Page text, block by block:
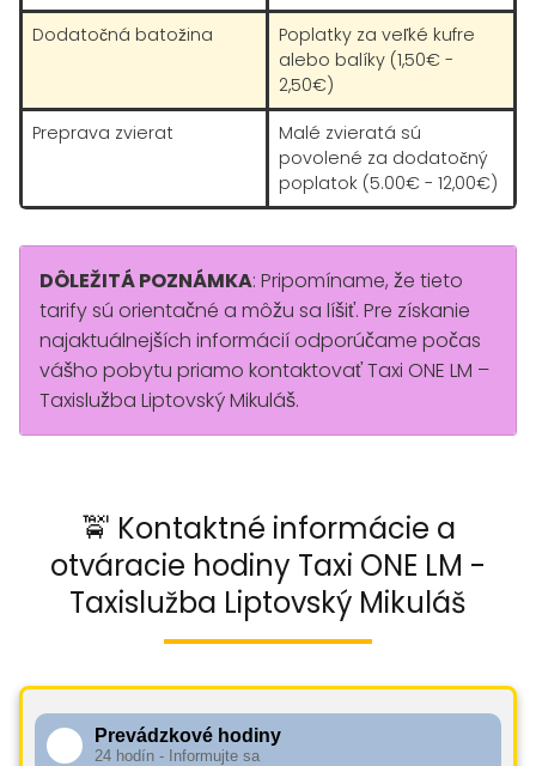
Dodatočná batožina
Poplatky za veľké kufre
alebo balíky (1,50€ -
2,50€)
Preprava zvierat
Malé zvieratá sú
povolené za dodatočný
poplatok (5.00€ - 12,00€)
DÔLEŽITÁ POZNÁMKA: Pripomíname, že tieto
tarify sú orientačné a môžu sa líšiť. Pre získanie
najaktuálnejších informácií odporúčame počas
vášho pobytu priamo kontaktovať Taxi ONE LM –
Taxislužba Liptovský Mikuláš.
🚖 Kontaktné informácie a
otváracie hodiny Taxi ONE LM -
Taxislužba Liptovský Mikuláš
Prevádzkové hodiny
24 hodín - Informujte sa